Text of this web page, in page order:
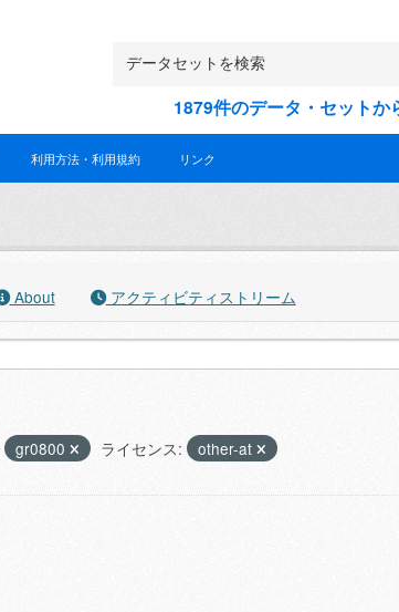
1879件のデータ・セットか
利用方法・利用規約 リンク
About アクティビティストリーム
gr0800 ライセンス: other-at